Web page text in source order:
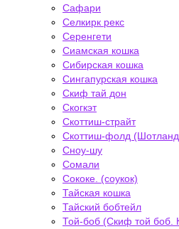
Сафари
Селкирк рекс
Серенгети
Сиамская кошка
Сибирская кошка
Сингапурская кошка
Скиф тай дон
Скогкэт
Скоттиш-страйт
Скоттиш-фолд
Сноу-шу
Сомали
Сококе. (соукок)
Тайская кошка
Тайский бобтейл
Той-боб (Скиф той боб.